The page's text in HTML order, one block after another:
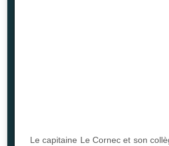
Le capitaine Le Cornec et son